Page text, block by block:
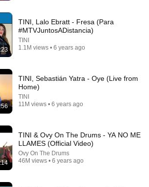
& TINI Stoessel – Tu Veneno ❤️‍🩹
con Letra) | Latin Pop
views
TINI, Lalo Ebratt - Fresa (Para
#MTVJuntosADistancia)
TINI
1.1M views • 6 years ago
TINI, Sebastián Yatra - Oye (Live from
Home)
TINI
11M views • 6 years ago
TINI & Ovy On The Drums - YA NO ME
LLAMES (Official Video)
Ovy On The Drums
46M views • 6 years ago